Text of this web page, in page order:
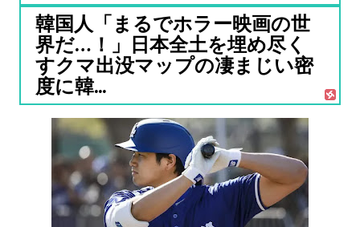
韓国人「まるでホラー映画の世
界だ…！」日本全土を埋め尽く
すクマ出没マップの凄まじい密
度に韓...